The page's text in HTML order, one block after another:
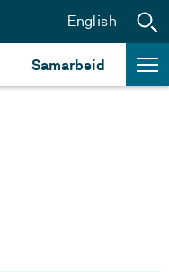
Samarbeid
English